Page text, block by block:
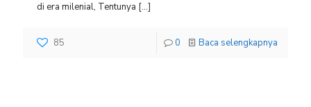
di era milenial, Tentunya […]
85 0 Baca selengkapnya